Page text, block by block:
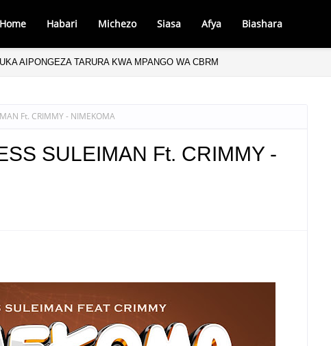
Home Habari Michezo Siasa Afya Biashara
AIPONGEZA TARURA KWA MPANGO WA CBRM
Ft. CRIMMY - NIMEKOMA
SULEIMAN Ft. CRIMMY -